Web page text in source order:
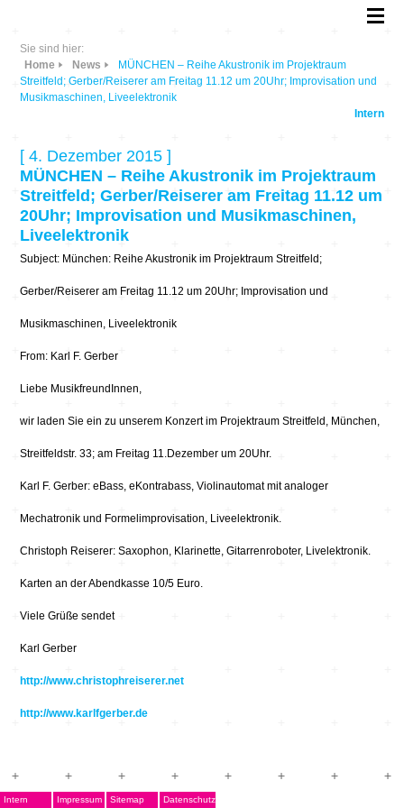
Sie sind hier:
Home
News
MÜNCHEN – Reihe Akustronik im Projektraum
Streitfeld; Gerber/Reiserer am Freitag 11.12 um 20Uhr; Improvisation und
Musikmaschinen, Liveelektronik
Intern
[ 4. Dezember 2015 ]
MÜNCHEN – Reihe Akustronik im Projektraum
Streitfeld; Gerber/Reiserer am Freitag 11.12 um
20Uhr; Improvisation und Musikmaschinen,
Liveelektronik
Subject: München: Reihe Akustronik im Projektraum Streitfeld;
Gerber/Reiserer am Freitag 11.12 um 20Uhr; Improvisation und
Musikmaschinen, Liveelektronik
From: Karl F. Gerber
Liebe MusikfreundInnen,
wir laden Sie ein zu unserem Konzert im Projektraum Streitfeld, München,
Streitfeldstr. 33; am Freitag 11.Dezember um 20Uhr.
Karl F. Gerber: eBass, eKontrabass, Violinautomat mit analoger
Mechatronik und Formelimprovisation, Liveelektronik.
Christoph Reiserer: Saxophon, Klarinette, Gitarrenroboter, Livelektronik.
Karten an der Abendkasse 10/5 Euro.
Viele Grüße sendet
Karl Gerber
http://www.christophreiserer.net
http://www.karlfgerber.de
Intern Impressum Sitemap Datenschutz